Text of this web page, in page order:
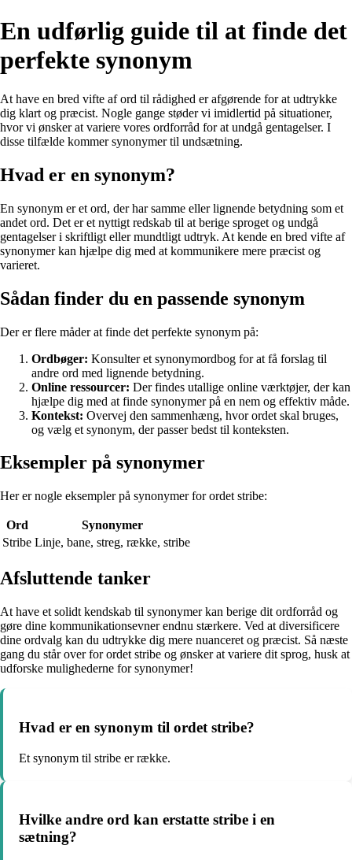
En udførlig guide til at finde det
perfekte synonym
At have en bred vifte af ord til rådighed er afgørende for at udtrykke
dig klart og præcist. Nogle gange støder vi imidlertid på situationer,
hvor vi ønsker at variere vores ordforråd for at undgå gentagelser. I
disse tilfælde kommer synonymer til undsætning.
Hvad er en synonym?
En synonym er et ord, der har samme eller lignende betydning som et
andet ord. Det er et nyttigt redskab til at berige sproget og undgå
gentagelser i skriftligt eller mundtligt udtryk. At kende en bred vifte af
synonymer kan hjælpe dig med at kommunikere mere præcist og
varieret.
Sådan finder du en passende synonym
Der er flere måder at finde det perfekte synonym på:
Ordbøger: Konsulter et synonymordbog for at få forslag til
andre ord med lignende betydning.
Online ressourcer: Der findes utallige online værktøjer, der kan
hjælpe dig med at finde synonymer på en nem og effektiv måde.
Kontekst: Overvej den sammenhæng, hvor ordet skal bruges,
og vælg et synonym, der passer bedst til konteksten.
Eksempler på synonymer
Her er nogle eksempler på synonymer for ordet stribe:
Ord
Synonymer
Stribe Linje, bane, streg, række, stribe
Afsluttende tanker
At have et solidt kendskab til synonymer kan berige dit ordforråd og
gøre dine kommunikationsevner endnu stærkere. Ved at diversificere
dine ordvalg kan du udtrykke dig mere nuanceret og præcist. Så næste
gang du står over for ordet stribe og ønsker at variere dit sprog, husk at
udforske mulighederne for synonymer!
Hvad er en synonym til ordet stribe?
Et synonym til stribe er række.
Hvilke andre ord kan erstatte stribe i en
sætning?